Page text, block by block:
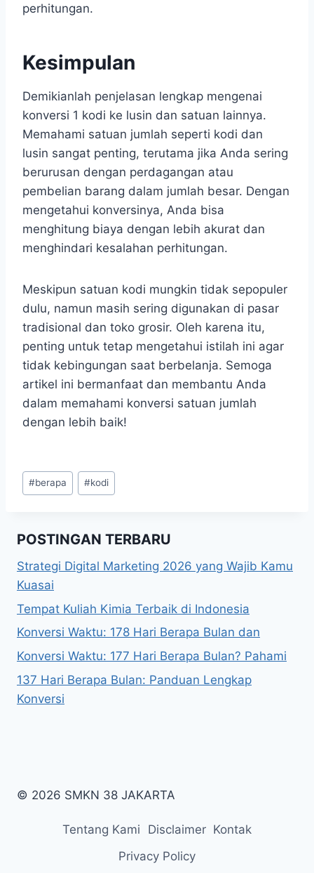
perhitungan.
Kesimpulan
Demikianlah penjelasan lengkap mengenai
konversi 1 kodi ke lusin dan satuan lainnya.
Memahami satuan jumlah seperti kodi dan
lusin sangat penting, terutama jika Anda sering
berurusan dengan perdagangan atau
pembelian barang dalam jumlah besar. Dengan
mengetahui konversinya, Anda bisa
menghitung biaya dengan lebih akurat dan
menghindari kesalahan perhitungan.
Meskipun satuan kodi mungkin tidak sepopuler
dulu, namun masih sering digunakan di pasar
tradisional dan toko grosir. Oleh karena itu,
penting untuk tetap mengetahui istilah ini agar
tidak kebingungan saat berbelanja. Semoga
artikel ini bermanfaat dan membantu Anda
dalam memahami konversi satuan jumlah
dengan lebih baik!
Post
Tags:
#berapa #kodi
POSTINGAN TERBARU
Strategi Digital Marketing 2026 yang Wajib Kamu
Kuasai
Tempat Kuliah Kimia Terbaik di Indonesia
Konversi Waktu: 178 Hari Berapa Bulan dan
Konversi Waktu: 177 Hari Berapa Bulan? Pahami
137 Hari Berapa Bulan: Panduan Lengkap
Konversi
© 2026 SMKN 38 JAKARTA
Tentang Kami Disclaimer Kontak
Privacy Policy